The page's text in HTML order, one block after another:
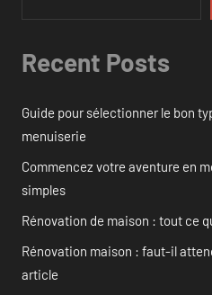
Recent Posts
Guide pour sélectionner le bon
menuiserie
Commencez votre aventure en
simples
Rénovation de maison : tout ce
Rénovation maison : faut-il
article